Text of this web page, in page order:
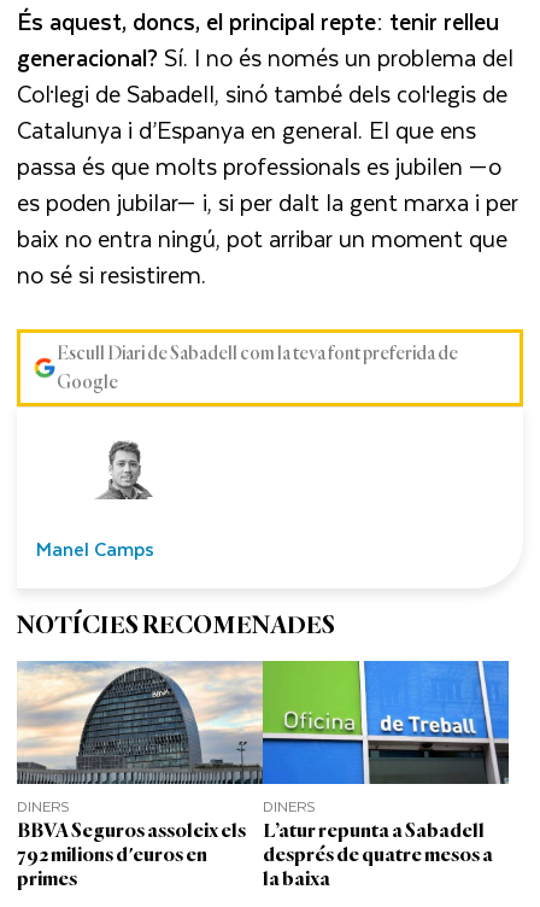
És aquest, doncs, el principal repte: tenir relleu
generacional? Sí. I no és només un problema del
Col·legi de Sabadell, sinó també dels col·legis de
Catalunya i d’Espanya en general. El que ens
passa és que molts professionals es jubilen —o
es poden jubilar— i, si per dalt la gent marxa i per
baix no entra ningú, pot arribar un moment que
no sé si resistirem.
Escull Diari de Sabadell com la teva font preferida de
Google
Manel Camps
NOTÍCIES RECOMENADES
DINERS
BBVA Seguros assoleix els
792 milions d'euros en
primes
DINERS
L’atur repunta a Sabadell
després de quatre mesos a
la baixa